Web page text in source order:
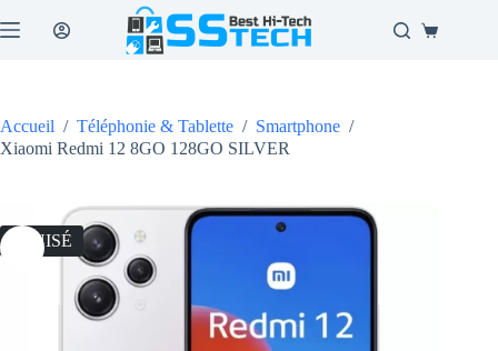
au
Panier
Accueil / Téléphonie & Tablette / Smartphone /
Xiaomi Redmi 12 8GO 128GO SILVER
ÉPUISÉ